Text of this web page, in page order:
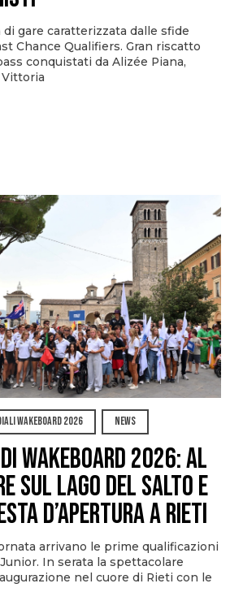
di gare caratterizzata dalle sfide
Chance Qualifiers. Gran riscatto
conquistati da Alizée Piana,
Vittoria
WAKEBOARD 2026 NEWS
Wakeboard 2026: al
sul Lago del Salto e
d’apertura a Rieti
arrivano le prime qualificazioni
In serata la spettacolare
nel cuore di Rieti con le